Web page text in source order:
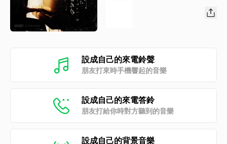
設成自己的來電鈴聲
朋友打來時手機響起的音樂
設成自己的來電答鈴
朋友打給你時對方聽到的音樂
設成自己的背景音樂